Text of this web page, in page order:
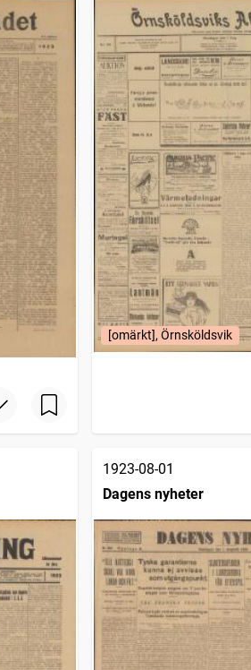
[omärkt], Örnsköldsvik
1923-08-01
Dagens nyheter